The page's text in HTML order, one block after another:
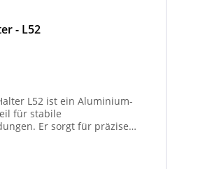
- L52
L52 ist ein Aluminium-
für stabile
Er sorgt für präzise
korrosionsbeständige